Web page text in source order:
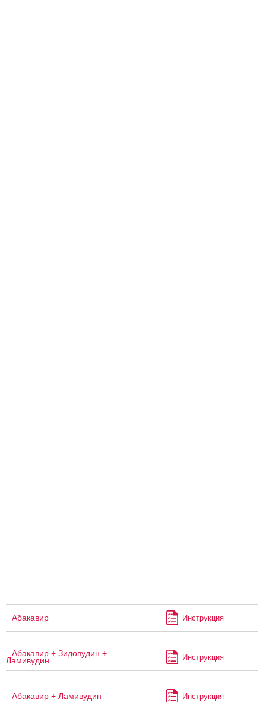
Абакавир Инструкция
Абакавир + Зидовудин +
Ламивудин Инструкция
Абакавир + Ламивудин Инструкция